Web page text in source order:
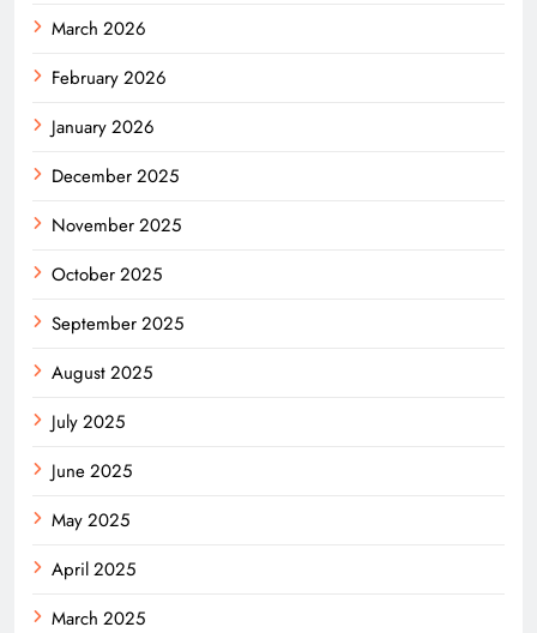
March 2026
February 2026
January 2026
December 2025
November 2025
October 2025
September 2025
August 2025
July 2025
June 2025
May 2025
April 2025
March 2025